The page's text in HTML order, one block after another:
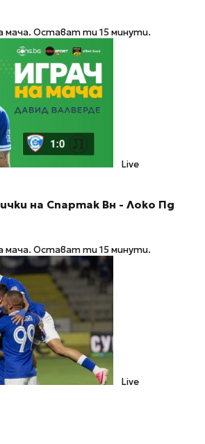
мача. Остават ти 15 минути.
Live
на Спартак Вн - Локо Пд
мача. Остават ти 15 минути.
Live